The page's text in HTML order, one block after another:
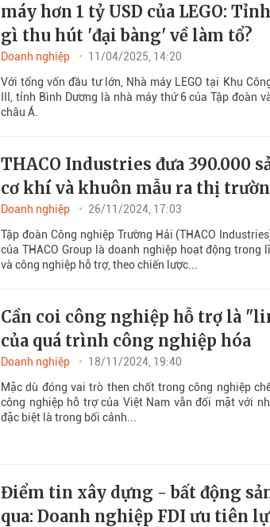
máy hơn 1 tỷ USD của LEGO:
gì thu hút 'đại bàng' về làm tổ?
Doanh nghiệp
11/04/2025, 14:20
Với tổng vốn đầu tư lớn, Nhà máy LEGO tại Khu
III, tỉnh Bình Dương là nhà máy thứ 6 của Tập đoàn
châu Á.
THACO Industries đưa 390.000
cơ khí và khuôn mẫu ra thị
Doanh nghiệp
26/11/2024, 17:03
Tập đoàn Công nghiệp Trường Hải (THACO
của THACO Group là doanh nghiệp hoạt động trong
và công nghiệp hỗ trợ, theo chiến lược...
Cần coi công nghiệp hỗ trợ là
của quá trình công nghiệp hóa
Doanh nghiệp
18/11/2024, 19:40
Mặc dù đóng vai trò then chốt trong công nghiệp
công nghiệp hỗ trợ của Việt Nam vẫn đối mặt với
đặc biệt là trong bối cảnh...
Điểm tin xây dựng - bất động
qua: Doanh nghiệp FDI ưu tiên